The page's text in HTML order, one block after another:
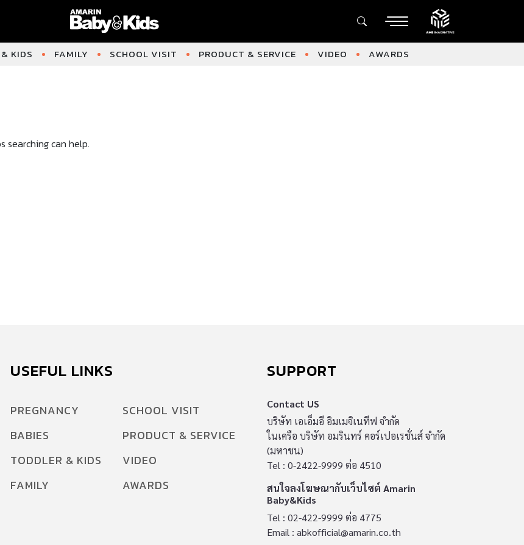
KIDS FAMILY SCHOOL VISIT PRODUCT & SERVICE VIDEO AWARDS
searching can help.
USEFUL LINKS
PREGNANCY
BABIES
TODDLER & KIDS
FAMILY
SCHOOL VISIT
PRODUCT & SERVICE
VIDEO
AWARDS
SUPPORT
Contact US
บริษัท เอเอ็มอี อิมเมจิเนทีฟ จำกัด
ในเครือ บริษัท อมรินทร์ คอร์เปอเรชั่นส์ จำกัด
(มหาชน)
Tel : 0-2422-9999 ต่อ 4510
สนใจลงโฆษณากับเว็บไซต์ Amarin
Baby&Kids
Tel : 02-422-9999 ต่อ 4775
Email : abkofficial@amarin.co.th